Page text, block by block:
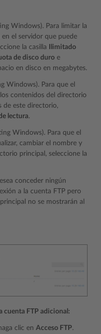
Windows). Para limitar la
el servidor que puede
la casilla
Ilimitado
de disco duro e
en disco en megabytes.
Windows). Para que el
contenidos del directorio
de este directorio,
lectura.
Windows). Para que el
cambiar el nombre y
principal, seleccione la
conceder ningún
a la cuenta FTP pero
no se mostrarán al
cuenta FTP adicional:
clic en Acceso FTP.